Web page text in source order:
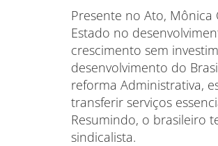
Presente no Ato,
Estado no
crescimento sem
desenvolvimento do
reforma Administrativa,
transferir serviços
Resumindo, o brasileiro
sindicalista.